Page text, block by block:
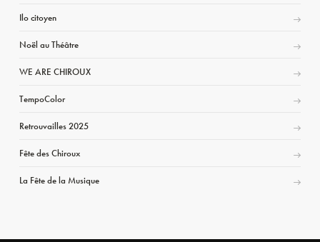
Ilo citoyen
Noël au Théâtre
WE ARE CHIROUX
TempoColor
Retrouvailles 2025
Fête des Chiroux
La Fête de la Musique